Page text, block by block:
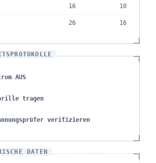
16 10
26 16
AUS
tragen
verifizieren
DATEN